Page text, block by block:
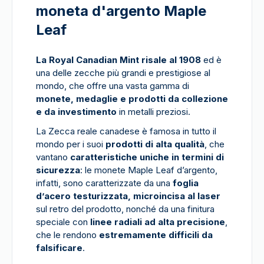
moneta d'argento Maple
Leaf
La Royal Canadian Mint risale al 1908 ed è
una delle zecche più grandi e prestigiose al
mondo, che offre una vasta gamma di
monete, medaglie e prodotti da collezione
e da investimento in metalli preziosi.
La Zecca reale canadese è famosa in tutto il
mondo per i suoi prodotti di alta qualità, che
vantano caratteristiche uniche in termini di
sicurezza: le monete Maple Leaf d’argento,
infatti, sono caratterizzate da una foglia
d’acero testurizzata, microincisa al laser
sul retro del prodotto, nonché da una finitura
speciale con linee radiali ad alta precisione,
che le rendono estremamente difficili da
falsificare.